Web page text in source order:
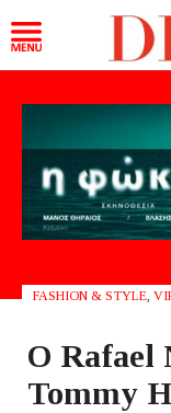
FASHION & STYLE
Ο Rafael
Tommy